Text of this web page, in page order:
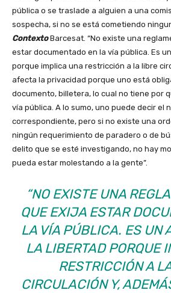
pública o se traslade a alguien a una
sospecha, si no se está cometiendo
ContextoBarcesat. “No existe una
estar documentado en la vía pública. Es
porque implica una restricción a la libre
afecta la privacidad porque uno está
documento, billetera, lo cual no tiene por
vía pública. A lo sumo, uno puede decir el
correspondiente, pero si no existe una
ningún requerimiento de paradero o de
delito que se esté investigando, no hay
pueda estar molestando a la gente”.
“NO EXISTE UNA
QUE EXIJA ESTAR
LA VÍA PÚBLICA. ES UN
LA LIBERTAD PORQUE
RESTRICCIÓN A
CIRCULACIÓN Y,